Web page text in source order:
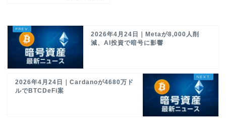
2026年4月24日｜Metaが8,000人削
減、AI投資で暗号に影響
2026年4月24日｜Cardanoが4680万ド
ルでBTCDeFi案